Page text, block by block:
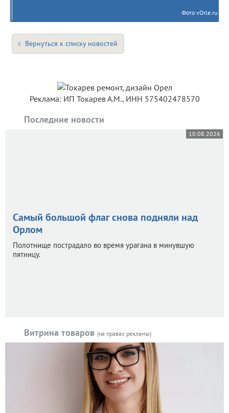
Фото vOrle.ru
Вернуться к списку новостей
Реклама: ИП Токарев А.М., ИНН 575402478570
Последние новости
10.08.2026
Самый большой флаг снова подняли над
Орлом
Полотнище пострадало во время урагана в минувшую
пятницу.
Витрина товаров (на правах рекламы)